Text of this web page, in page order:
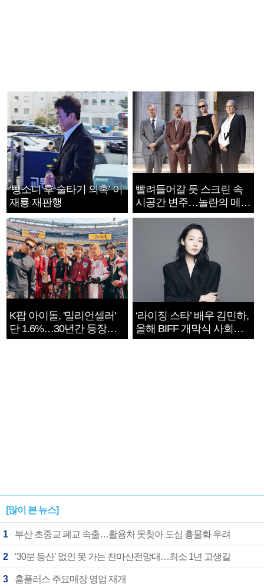
‘뺑소니 후 술타기 의혹’ 이
재룡 재판행
빨려들어갈 듯 스크린 속
시공간 변주…놀란의 메시
지는 ‘전쟁 속죄’
K팝 아이돌, '밀리언셀러'
단 1.6%…30년간 등장
1182개팀 전수조사
‘라이징 스타’ 배우 김민하,
올해 BIFF 개막식 사회자
확정
[많이 본 뉴스]
1 부산 초중교 폐교 속출…활용처 못찾아 도심 흉물화 우려
2 ‘30분 등산’ 없인 못 가는 천마산전망대…최소 1년 고생길
3 홈플러스 주요매장 영업 재개